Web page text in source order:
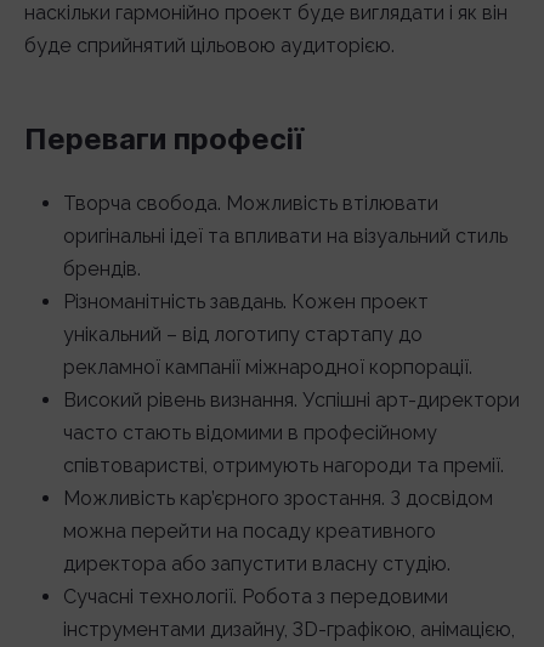
наскільки гармонійно проект буде виглядати і як він
буде сприйнятий цільовою аудиторією.
Переваги професії
Творча свобода. Можливість втілювати
оригінальні ідеї та впливати на візуальний стиль
брендів.
Різноманітність завдань. Кожен проект
унікальний – від логотипу стартапу до
рекламної кампанії міжнародної корпорації.
Високий рівень визнання. Успішні арт-директори
часто стають відомими в професійному
співтоваристві, отримують нагороди та премії.
Можливість кар’єрного зростання. З досвідом
можна перейти на посаду креативного
директора або запустити власну студію.
Сучасні технології. Робота з передовими
інструментами дизайну, 3D-графікою, анімацією,